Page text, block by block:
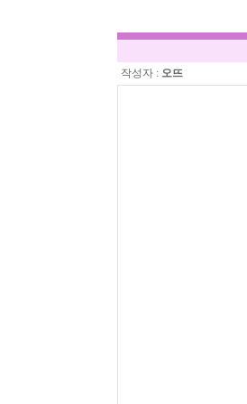
작성자 : 오뜨